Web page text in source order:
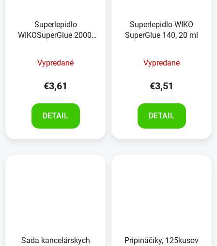
Superlepidlo
WIKOSuperGlue 2000,
Vypredané
€3,61
DETAIL
Superlepidlo WIKO
SuperGlue 140, 20 ml
Vypredané
€3,51
DETAIL
Sada kancelárskych
Pripináčiky, 125kusov